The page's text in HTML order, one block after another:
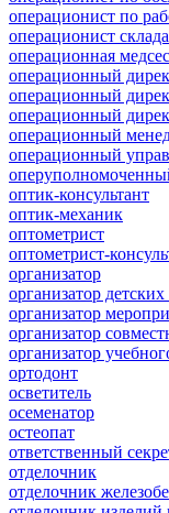
операционист по
операционист склада
операционная
операционный
операционный
операционный
операционный
операционный
оптик-консультант
оптик-механик
оптометрист
оптометрист-
организатор
организатор
организатор
организатор
организатор
ортодонт
осветитель
осеменатор
остеопат
ответственный
отделочник
отделочник